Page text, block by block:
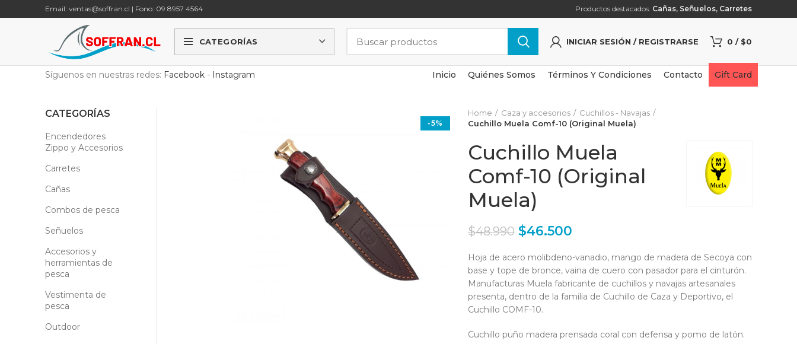
Email: ventas@soffran.cl | Fono: 09 8957 4564 Productos destacados: Cañas, Señuelos, Carretes
CATEGORÍAS INICIAR SESIÓN / REGISTRARSE 0 / $0
Síguenos en nuestras redes: Facebook - Instagram Inicio Quiénes Somos Términos Y Condiciones Contacto Gift Card
-5%
Home Caza y accesorios
Cuchillos - Navajas
Cuchillo Muela Comf-10 (Original Muela)
Cuchillo Muela
Comf-10 (Original
Muela)
$48.990 $46.500
Hoja de acero molibdeno-vanadio, mango de madera de Secoya con
base y tope de bronce, vaina de cuero con pasador para el cinturón.
Manufacturas Muela fabricante de cuchillos y navajas artesanales
presenta, dentro de la familia de Cuchillo de Caza y Deportivo, el
Cuchillo COMF-10.
Cuchillo puño madera prensada coral con defensa y pomo de latón.
CATEGORÍAS
Encendedores
Zippo y Accesorios
Carretes
Cañas
Combos de pesca
Señuelos
Accesorios y
herramientas de
pesca
Vestimenta de
pesca
Outdoor